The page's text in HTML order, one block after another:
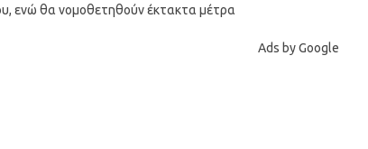
ενώ θα νομοθετηθούν έκτακτα μέτρα
Ads by Google